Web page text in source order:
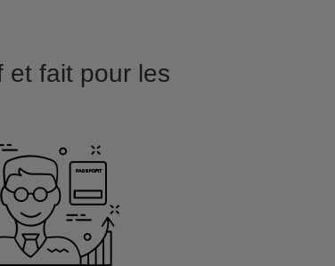
et fait pour les